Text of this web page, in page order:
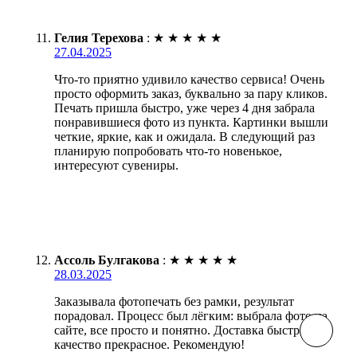
Гелия Терехова : ★ ★ ★ ★ ★
27.04.2025
Что-то приятно удивило качество сервиса! Очень
просто оформить заказ, буквально за пару кликов.
Печать пришла быстро, уже через 4 дня забрала
понравившиеся фото из пункта. Картинки вышли
четкие, яркие, как и ожидала. В следующий раз
планирую попробовать что-то новенькое,
интересуют сувениры.
Ассоль Булгакова : ★ ★ ★ ★ ★
28.03.2025
Заказывала фотопечать без рамки, результат
порадовал. Процесс был лёгким: выбрала фото на
сайте, все просто и понятно. Доставка быстрая,
качество прекрасное. Рекомендую!